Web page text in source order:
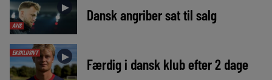
AVIS
► Dansk angriber sat til salg
EKSKLUSIVT ► Færdig i dansk klub efter 2 dage